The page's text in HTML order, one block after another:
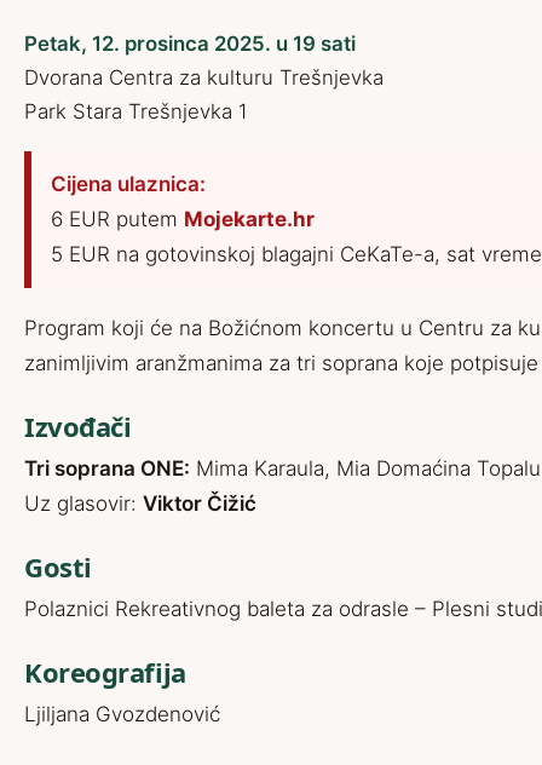
Petak, 12. prosinca 2025. u 19 sati
Dvorana Centra za kulturu Trešnjevka
Park Stara Trešnjevka 1
Cijena ulaznica:
6 EUR putem Mojekarte.hr
5 EUR na gotovinskoj blagajni CeKaTe-a, sat
Program koji će na Božićnom koncertu u Centru za
zanimljivim aranžmanima za tri soprana koje
Izvođači
Tri soprana ONE: Mima Karaula, Mia Domaćina
Uz glasovir: Viktor Čižić
Gosti
Polaznici Rekreativnog baleta za odrasle – Plesni
Koreografija
Ljiljana Gvozdenović